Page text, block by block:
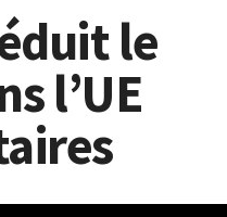
le
l’UE